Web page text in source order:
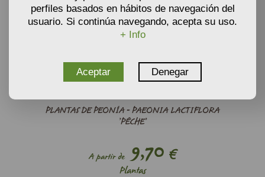
PLANTAS DE PEONÍA - PAEONIA LACTIFLORA
’PÊCHE’
A partir de9,70 €
Plantas
perfiles basados en hábitos de navegación del
usuario. Si continúa navegando, acepta su uso.
+ Info
Aceptar Denegar